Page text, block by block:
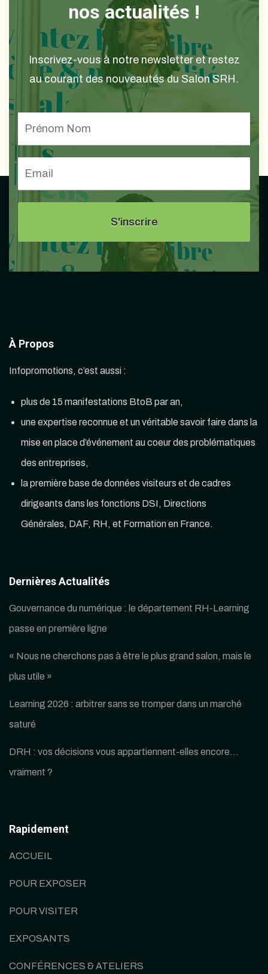
nos actualités !
Inscrivez-vous à notre newsletter et restez
au courant des nouveautés du Salon SRH.
À Propos
Infopromotions, c’est aussi :
plus de 15 manifestations BtoB par an,
une expertise reconnue et un véritable savoir faire dans la
mise en place d’événement au coeur des problématiques
des entreprises,
la première base de données visiteurs et de cadres
dirigeants dans les fonctions DSI, Directions
Générales, DAF, RH, et Formation en France.
Dernières Actualités
Gouvernance du numérique : le département RH-Learning
passe en première ligne
« Nous ne cherchons pas à être le plus grand salon, mais le
plus utile »
Learning 2026 : arbitrer sans se tromper dans un marché
saturé
DRH : vos décisions vous appartiennent-elles encore…
vraiment ?
Rapidement
ACCUEIL
POUR EXPOSER
POUR VISITER
EXPOSANTS
CONFÉRENCES & ATELIERS